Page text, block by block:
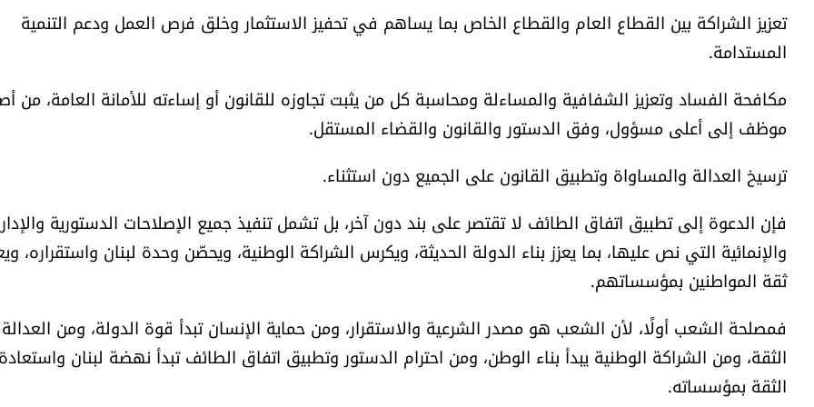
تعزيز الشراكة بين القطاع العام والقطاع الخاص بما يساهم في تحفيز الاستثمار وخلق فرص العمل ودعم التنمية
المستدامة.
مكافحة الفساد وتعزيز الشفافية والمساءلة ومحاسبة كل من يثبت تجاوزه للقانون أو إساءته للأمانة العامة، من
موظف إلى أعلى مسؤول، وفق الدستور والقانون والقضاء المستقل.
ترسيخ العدالة والمساواة وتطبيق القانون على الجميع دون استثناء.
فإن الدعوة إلى تطبيق اتفاق الطائف لا تقتصر على بند دون آخر، بل تشمل تنفيذ جميع الإصلاحات الدستورية
والإنمائية التي نص عليها، بما يعزز بناء الدولة الحديثة، ويكرس الشراكة الوطنية، ويحصّن وحدة لبنان واستقراره،
ثقة المواطنين بمؤسساتهم.
فمصلحة الشعب أولًا، لأن الشعب هو مصدر الشرعية والاستقرار، ومن حماية الإنسان تبدأ قوة الدولة، ومن العدالة
الثقة، ومن الشراكة الوطنية يبدأ بناء الوطن، ومن احترام الدستور وتطبيق اتفاق الطائف تبدأ نهضة لبنان واستعادة
الثقة بمؤسساته.